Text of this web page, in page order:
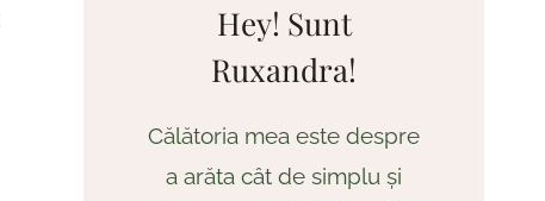
Hey! Sunt
Ruxandra!
Călătoria mea este despre
a arăta cât de simplu și